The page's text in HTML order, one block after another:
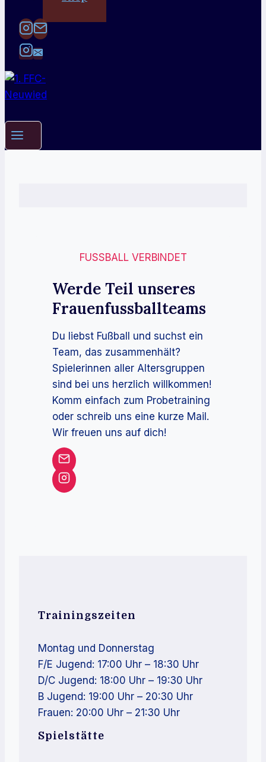
FUSSBALL VERBINDET
Werde Teil unseres
Frauenfussballteams
Du liebst Fußball und suchst ein
Team, das zusammenhält?
Spielerinnen aller Altersgruppen
sind bei uns herzlich willkommen!
Komm einfach zum Probetraining
oder schreib uns eine kurze Mail.
Wir freuen uns auf dich!
Trainingszeiten
Montag und Donnerstag
F/E Jugend: 17:00 Uhr – 18:30 Uhr
D/C Jugend: 18:00 Uhr – 19:30 Uhr
B Jugend: 19:00 Uhr – 20:30 Uhr
Frauen: 20:00 Uhr – 21:30 Uhr
Spielstätte